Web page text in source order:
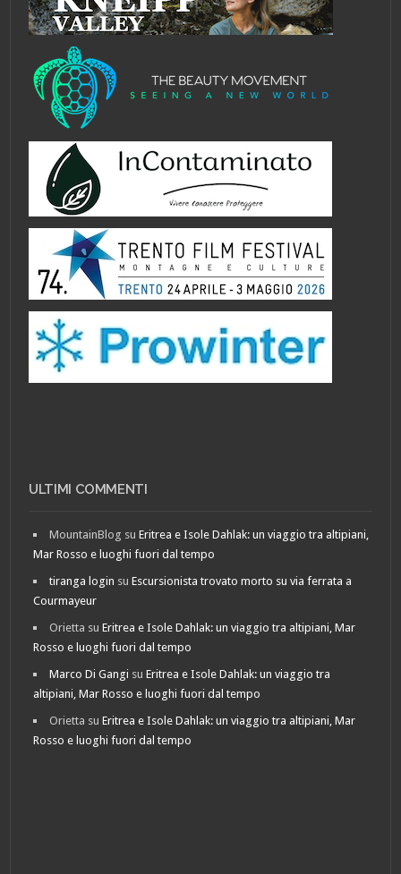
ULTIMI COMMENTI
MountainBlog suEritrea e Isole Dahlak: un viaggio tra altipiani,
Mar Rosso e luoghi fuori dal tempo
tiranga login suEscursionista trovato morto su via ferrata a
Courmayeur
Orietta suEritrea e Isole Dahlak: un viaggio tra altipiani, Mar
Rosso e luoghi fuori dal tempo
Marco Di Gangi suEritrea e Isole Dahlak: un viaggio tra
altipiani, Mar Rosso e luoghi fuori dal tempo
Orietta suEritrea e Isole Dahlak: un viaggio tra altipiani, Mar
Rosso e luoghi fuori dal tempo